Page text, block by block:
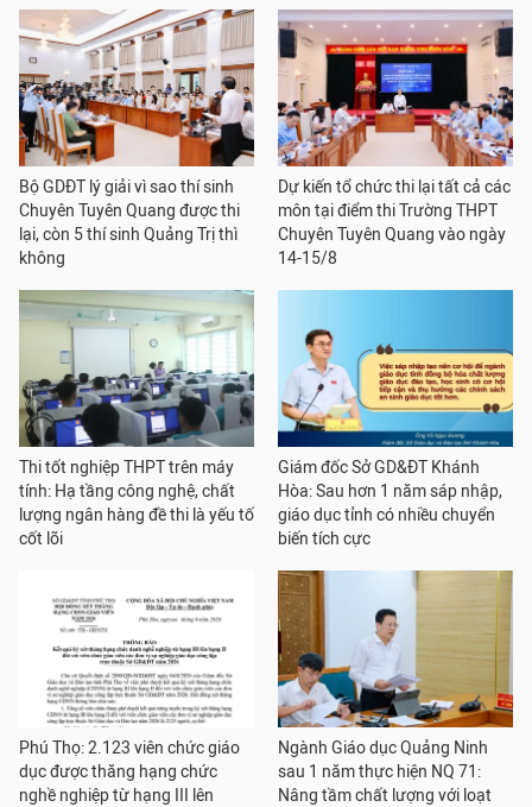
Bộ GDĐT lý giải vì sao thí sinh
Chuyên Tuyên Quang được thi
lại, còn 5 thí sinh Quảng Trị thì
không
Dự kiến tổ chức thi lại tất cả các
môn tại điểm thi Trường THPT
Chuyên Tuyên Quang vào ngày
14-15/8
Thi tốt nghiệp THPT trên máy
tính: Hạ tầng công nghệ, chất
lượng ngân hàng đề thi là yếu tố
cốt lõi
Giám đốc Sở GD&ĐT Khánh
Hòa: Sau hơn 1 năm sáp nhập,
giáo dục tỉnh có nhiều chuyển
biến tích cực
Phú Thọ: 2.123 viên chức giáo
dục được thăng hạng chức
nghề nghiệp từ hạng III lên
Ngành Giáo dục Quảng Ninh
sau 1 năm thực hiện NQ 71:
Nâng tầm chất lượng với loạt